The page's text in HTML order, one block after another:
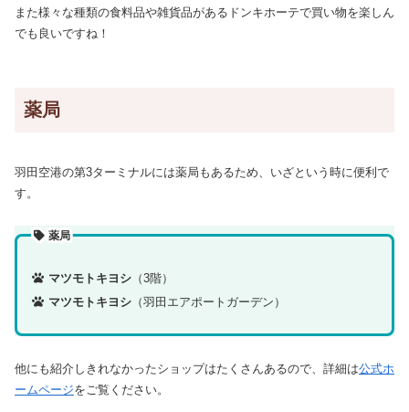
また様々な種類の食料品や雑貨品があるドンキホーテで買い物を楽しん
でも良いですね！
薬局
羽田空港の第3ターミナルには薬局もあるため、いざという時に便利で
す。
薬局
マツモトキヨシ （3階）
マツモトキヨシ （羽田エアポートガーデン）
他にも紹介しきれなかったショップはたくさんあるので、詳細は公式ホ
ームページをご覧ください。